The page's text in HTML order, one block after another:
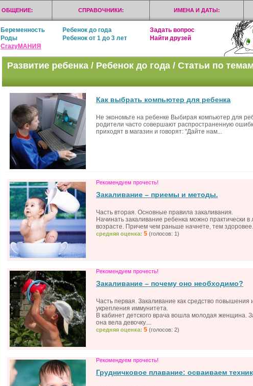
ОБЩЕНИЕ: СПРАВОЧНИКИ: ИМЕНА И ДАТЫ:
Беременность Ребенок до года
Задать вопрос
Роды
Ребенок от 1 до 3 лет
Найти друзей
CrazyМАНИЯ
Развитие ребенка / Ребенок до года / Статьи по
Как выбрать компьютер для ребенка
Не экономьте на ребенке Выбирая компьютер для
родители часто совершают распространенную
приходят в магазин и говорят: "Дайте нам...
Рекомендуем прочесть!
Закаливание – приемы и методы.
Часть вторая. Основные правила закаливания.
Начинать закаливание ребенка можно практически
возрасте. Причем чем раньше начнете, тем
средняя оценка: 5 (голосов: 1)
Рекомендуем прочесть!
Закаливание – почему оно необходимо?
Часть первая. Закаливание как средство повышения
укрепления иммунитета.
В кабинет детского врача вошла молодая женщина.
она вела девочку....
средняя оценка: 5 (голосов: 2)
Рекомендуем прочесть!
Грудничковое плавание: осваиваем